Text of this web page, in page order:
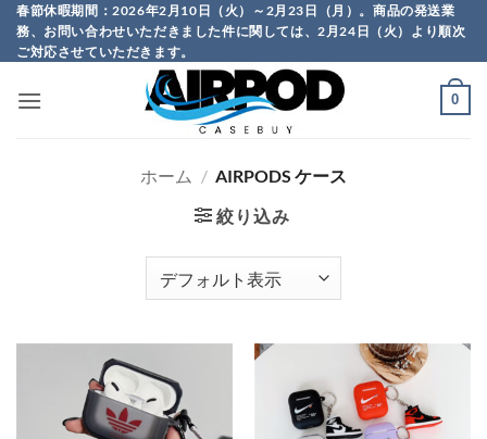
Skip
content
春節休暇期間：2026年2月10日（火）～2月23日（月）。商品の発送業
務、お問い合わせいただきました件に関しては、2月24日（火）より順次
ご対応させていただきます。
0
ホーム / AIRPODS ケース
絞り込み